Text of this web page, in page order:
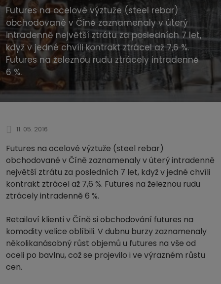
Futures na ocelové výztuže (steel rebar)
obchodované v Číně zaznamenaly v úterý
intradenně největší ztrátu za posledních 7 let,
když v jedné chvíli kontrakt ztrácel až 7,6 %.
Futures na železnou rudu ztrácely intradenně
6 %.
11. 05. 2016
Futures na ocelové výztuže (steel rebar)
obchodované v Číně zaznamenaly v úterý intradenně
největší ztrátu za posledních 7 let, když v jedné chvíli
kontrakt ztrácel až 7,6 %. Futures na železnou rudu
ztrácely intradenně 6 %.
Retailoví klienti v Číně si obchodování futures na
komodity velice oblíbili. V dubnu burzy zaznamenaly
několikanásobný růst objemů u futures na vše od
oceli po bavlnu, což se projevilo i ve výrazném růstu
cen.